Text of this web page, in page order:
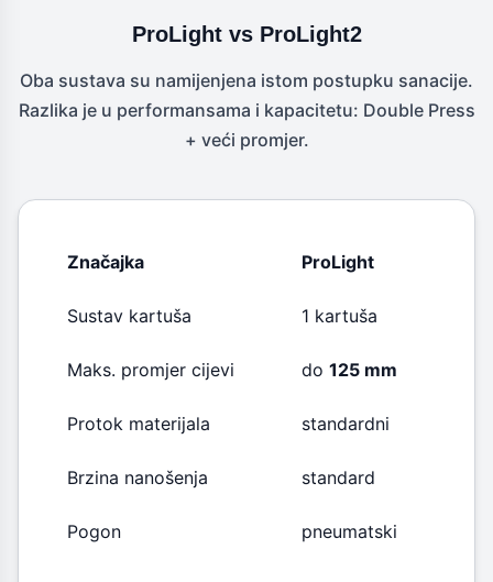
ProLight vs ProLight2
Oba sustava su namijenjena istom postupku sanacije.
Razlika je u performansama i kapacitetu: Double Press
+ veći promjer.
Značajka ProLight
Sustav kartuša 1 kartuša
Maks. promjer cijevi do 125 mm
Protok materijala standardni
Brzina nanošenja standard
Pogon pneumatski